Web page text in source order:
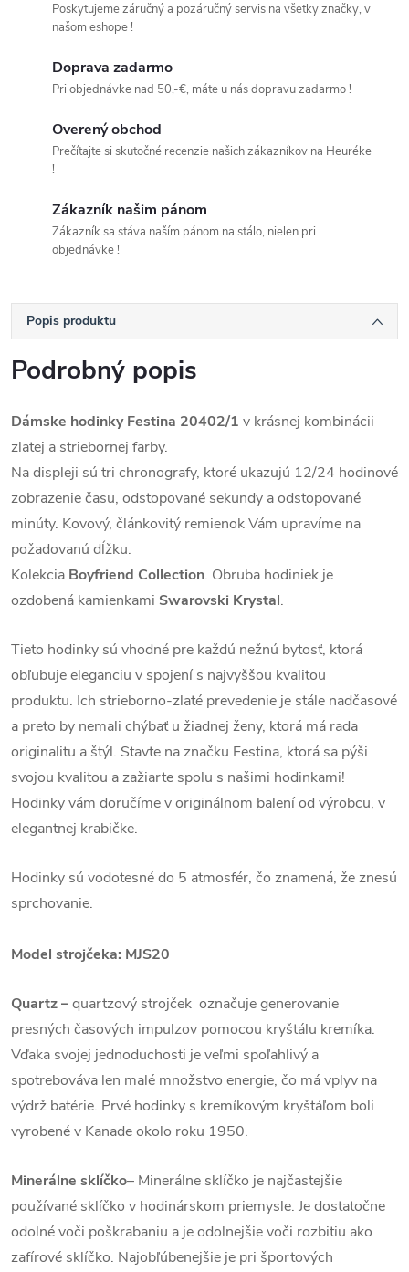
Poskytujeme záručný a pozáručný servis na všetky značky, v
našom eshope !
Doprava zadarmo
Pri objednávke nad 50,-€, máte u nás dopravu zadarmo !
Overený obchod
Prečítajte si skutočné recenzie našich zákazníkov na Heuréke
!
Zákazník našim pánom
Zákazník sa stáva naším pánom na stálo, nielen pri
objednávke !
Popis produktu
Podrobný popis
Dámske hodinky Festina 20402/1 v krásnej kombinácii
zlatej a striebornej farby.
Na displeji sú tri chronografy, ktoré ukazujú 12/24 hodinové
zobrazenie času, odstopované sekundy a odstopované
minúty. Kovový, článkovitý remienok Vám upravíme na
požadovanú dĺžku.
Kolekcia Boyfriend Collection. Obruba hodiniek je
ozdobená kamienkami Swarovski Krystal.
Tieto hodinky sú vhodné pre každú nežnú bytosť, ktorá
obľubuje eleganciu v spojení s najvyššou kvalitou
produktu. Ich strieborno-zlaté prevedenie je stále nadčasové
a preto by nemali chýbať u žiadnej ženy, ktorá má rada
originalitu a štýl. Stavte na značku Festina, ktorá sa pýši
svojou kvalitou a zažiarte spolu s našimi hodinkami!
Hodinky vám doručíme v originálnom balení od výrobcu, v
elegantnej krabičke.
Hodinky sú vodotesné do 5 atmosfér, čo znamená, že znesú
sprchovanie.
Model strojčeka: MJS20
Quartz–quartzový strojček označuje generovanie
presných časových impulzov pomocou kryštálu kremíka.
Vďaka svojej jednoduchosti je veľmi spoľahlivý a
spotrebováva len malé množstvo energie, čo má vplyv na
výdrž batérie. Prvé hodinky s kremíkovým kryštáľom boli
vyrobené v Kanade okolo roku 1950.
Minerálne sklíčko– Minerálne sklíčko je najčastejšie
používané sklíčko v hodinárskom priemysle. Je dostatočne
odolné voči poškrabaniu a je odolnejšie voči rozbitiu ako
zafírové sklíčko. Najobľúbenejšie je pri športových